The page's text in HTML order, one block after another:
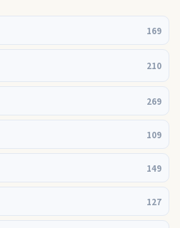
169
210
269
109
149
127